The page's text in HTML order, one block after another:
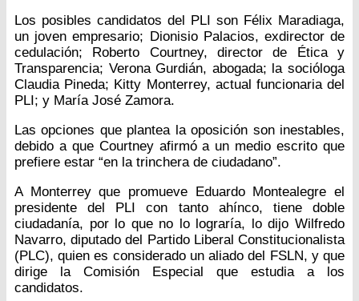
Los posibles candidatos del PLI son Félix Maradiaga,
un joven empresario; Dionisio Palacios, exdirector de
cedulación; Roberto Courtney, director de Ética y
Transparencia; Verona Gurdián, abogada; la socióloga
Claudia Pineda; Kitty Monterrey, actual funcionaria del
PLI; y María José Zamora.
Las opciones que plantea la oposición son inestables,
debido a que Courtney afirmó a un medio escrito que
prefiere estar “en la trinchera de ciudadano”.
A Monterrey que promueve Eduardo Montealegre el
presidente del PLI con tanto ahínco, tiene doble
ciudadanía, por lo que no lo lograría, lo dijo Wilfredo
Navarro, diputado del Partido Liberal Constitucionalista
(PLC), quien es considerado un aliado del FSLN, y que
dirige la Comisión Especial que estudia a los
candidatos.